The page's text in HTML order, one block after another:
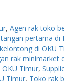
, Agen rak toko
pertama di
di OKU
rak minimarket
Timur,
Timur, Toko rak